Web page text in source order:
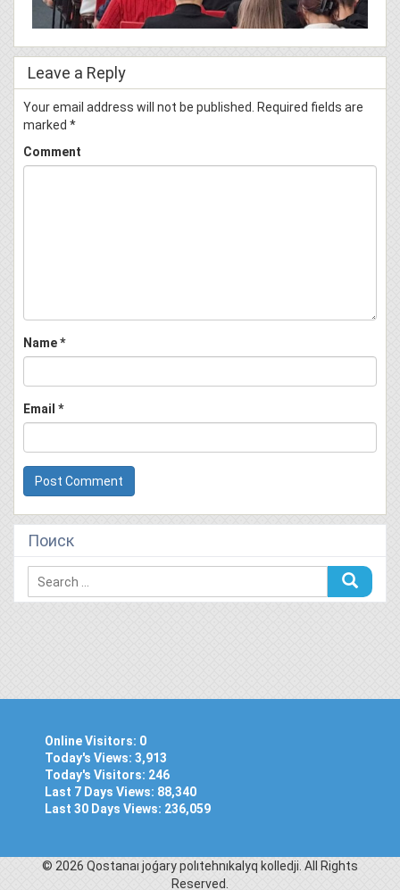
Leave a Reply
Your email address will not be published. Required fields are
marked *
Comment
Name*
Email *
Поиск
Online Visitors: 0
Today's Views: 3,913
Today's Visitors: 246
Last 7 Days Views: 88,340
Last 30 Days Views: 236,059
© 2026 Qostanaı joǵary polıtehnıkalyq kolledjі. All Rights
Reserved.